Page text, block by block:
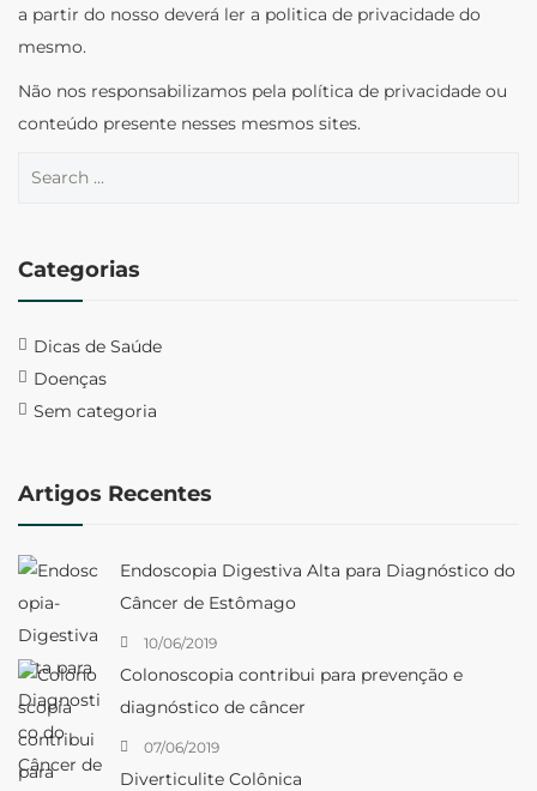
a partir do nosso deverá ler a politica de privacidade do
mesmo.
Não nos responsabilizamos pela política de privacidade ou
conteúdo presente nesses mesmos sites.
Categorias
Dicas de Saúde
Doenças
Sem categoria
Artigos Recentes
Endoscopia Digestiva Alta para Diagnóstico do
Câncer de Estômago
10/06/2019
Colonoscopia contribui para prevenção e
diagnóstico de câncer
07/06/2019
Diverticulite Colônica